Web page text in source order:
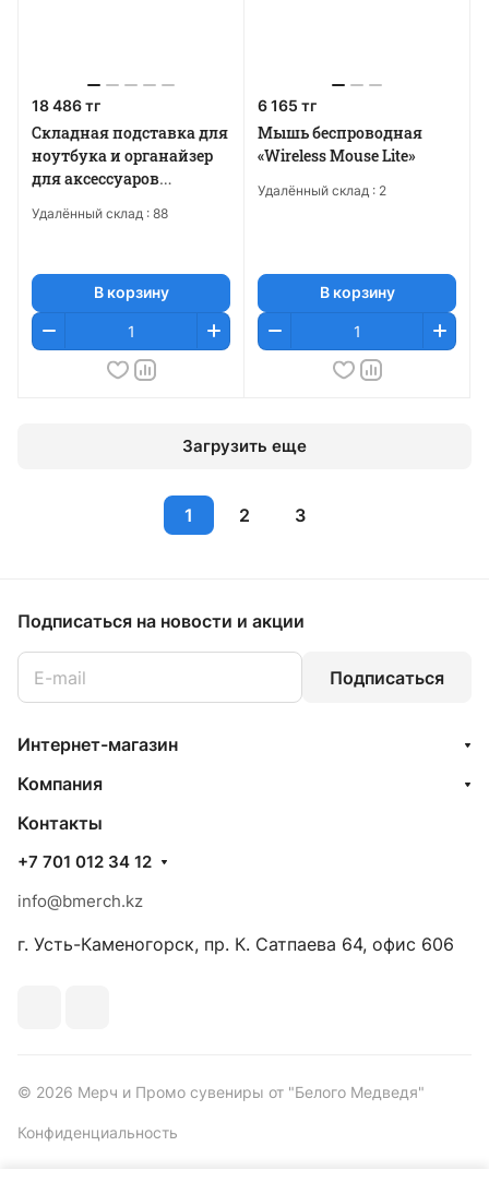
18 486 тг
Складная подставка для
ноутбука и органайзер
для аксессуаров
Удалённый склад : 88
В корзину
6 165 тг
Мышь беспроводная
«Wireless Mouse Lite»
Удалённый склад : 2
В корзину
Загрузить еще
1 2 3
Подписаться на новости и акции
Подписаться
Интернет-магазин
Компания
Контакты
+7 701 012 34 12
info@bmerch.kz
г. Усть-Каменогорск, пр. К. Сатпаева 64, офис 606
© 2026 Мерч и Промо сувениры от "Белого Медведя"
Конфиденциальность